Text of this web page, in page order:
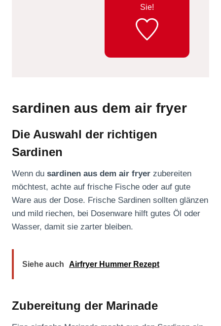
Sie!
sardinen aus dem air fryer
Die Auswahl der richtigen
Sardinen
Wenn du sardinen aus dem air fryer zubereiten
möchtest, achte auf frische Fische oder auf gute
Ware aus der Dose. Frische Sardinen sollten glänzen
und mild riechen, bei Dosenware hilft gutes Öl oder
Wasser, damit sie zarter bleiben.
Siehe auch Airfryer Hummer Rezept
Zubereitung der Marinade